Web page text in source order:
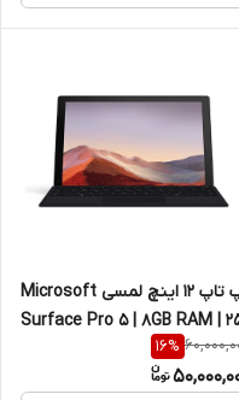
لپ تاپ 12 اینچ لمسی Microsoft
Surface Pro 5 | 8GB RAM |
GB SSD | Core I7
16%